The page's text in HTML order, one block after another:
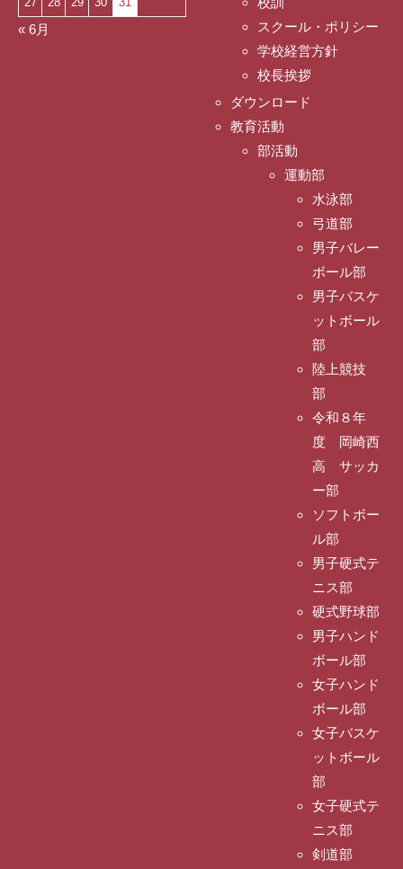
« 6月
スクール・ポリシー
学校経営方針
校長挨拶
ダウンロード
教育活動
部活動
運動部
水泳部
弓道部
男子バレー
ボール部
男子バスケ
ットボール
部
陸上競技
部
令和８年
度 岡崎西
高 サッカ
ー部
ソフトボー
ル部
男子硬式テ
ニス部
硬式野球部
男子ハンド
ボール部
女子ハンド
ボール部
女子バスケ
ットボール
部
女子硬式テ
ニス部
剣道部